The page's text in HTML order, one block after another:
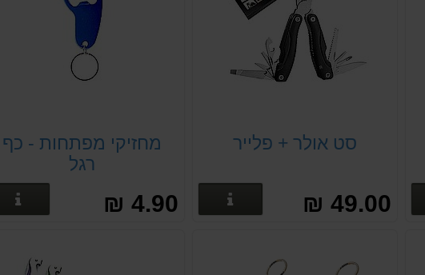
פרטים נוספים
סט אולר + פלייר
49.00 ₪ פרטים נוספים
מחזיקי מפתחות - כף
רגל
4.90 ₪